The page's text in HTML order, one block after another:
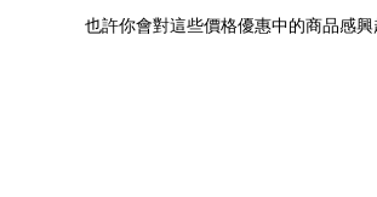
也許你會對這些價格優惠中的商品感興